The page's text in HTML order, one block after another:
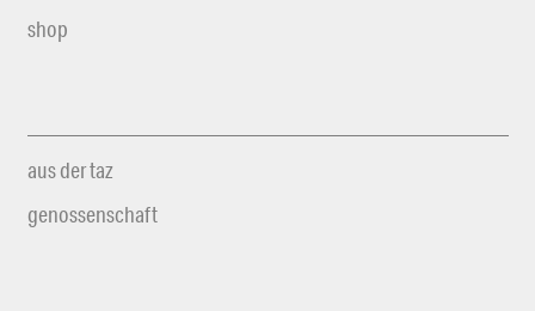
shop
aus der taz
genossenschaft